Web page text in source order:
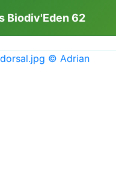
Biodiv'Eden 62